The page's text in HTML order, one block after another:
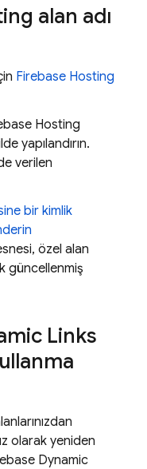
alan adı
Firebase Hosting
Hosting
yapılandırın.
verilen
bir kimlik
özel alan
güncellenmiş
Links
olarak yeniden
Dynamic